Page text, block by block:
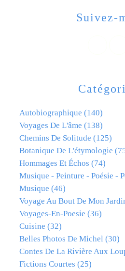
Autobiographique (140)
Voyages De L'âme (138)
Chemins De Solitude (125)
Botanique De L'étymologie
Hommages Et Échos (74)
Musique - Peinture - Poésie -
Musique (46)
Voyage Au Bout De Mon
Voyages-En-Poesie (36)
Cuisine (32)
Belles Photos De Michel (30)
Contes De La Rivière Aux
Fictions Courtes (25)
Suivez-